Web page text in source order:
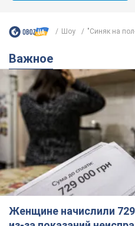
Шоу "Синяк на
Важное
Женщине начислили